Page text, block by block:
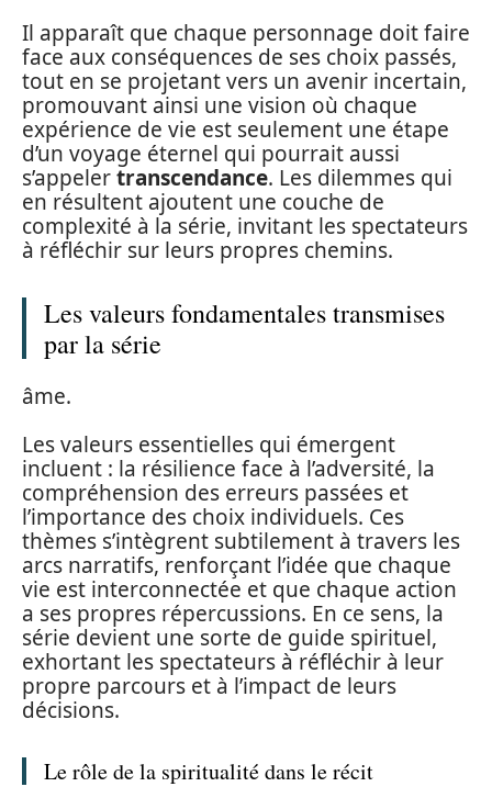
Il apparaît que chaque personnage doit faire
face aux conséquences de ses choix passés,
tout en se projetant vers un avenir incertain,
promouvant ainsi une vision où chaque
expérience de vie est seulement une étape
d’un voyage éternel qui pourrait aussi
s’appelertranscendance. Les dilemmes qui
en résultent ajoutent une couche de
complexité à la série, invitant les spectateurs
à réfléchir sur leurs propres chemins.
Les valeurs fondamentales transmises
par la série
âme.
Les valeurs essentielles qui émergent
incluent : la résilience face à l’adversité, la
compréhension des erreurs passées et
l’importance des choix individuels. Ces
thèmes s’intègrent subtilement à travers les
arcs narratifs, renforçant l’idée que chaque
vie est interconnectée et que chaque action
a ses propres répercussions. En ce sens, la
série devient une sorte de guide spirituel,
exhortant les spectateurs à réfléchir à leur
propre parcours et à l’impact de leurs
décisions.
Le rôle de la spiritualité dans le récit